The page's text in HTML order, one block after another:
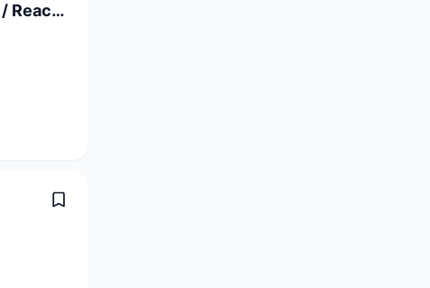
Full Stack Software Engineer C# / .NET / React (a) 80-100%